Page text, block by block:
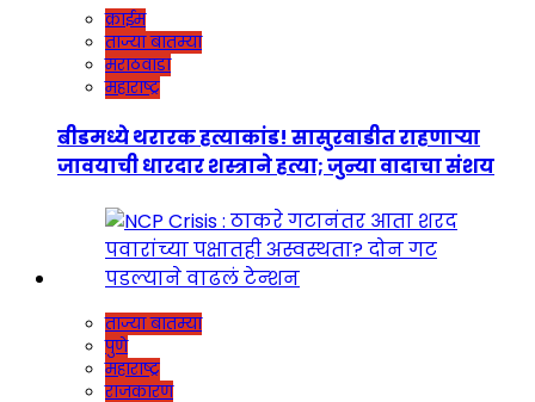
क्राईम
ताज्या बातम्या
मराठवाडा
महाराष्ट्र
बीडमध्ये थरारक हत्याकांड! सासुरवाडीत राहणाऱ्या
जावयाची धारदार शस्त्राने हत्या; जुन्या वादाचा संशय
ताज्या बातम्या
पुणे
महाराष्ट्र
राजकारण